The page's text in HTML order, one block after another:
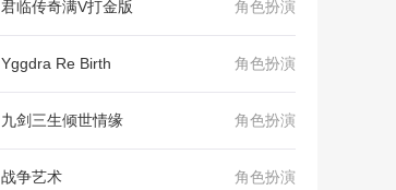
君临传奇满V打金版 角色扮演
Yggdra Re Birth 角色扮演
九剑三生倾世情缘 角色扮演
战争艺术 角色扮演